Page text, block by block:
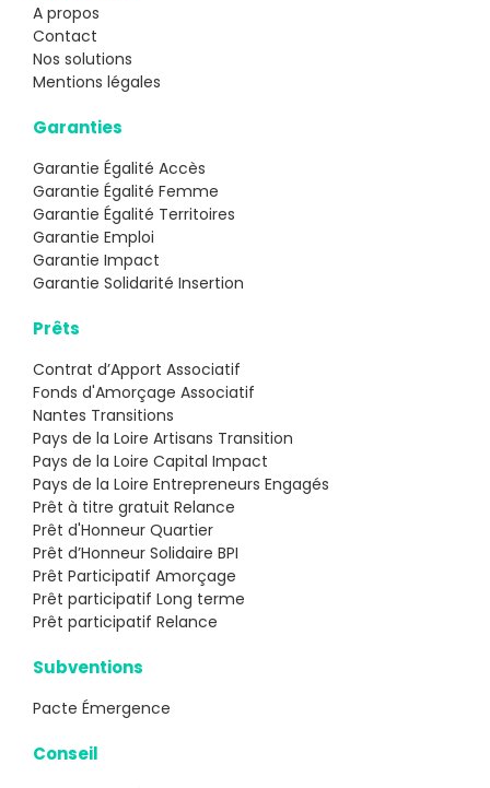
A propos
Contact
Nos solutions
Mentions légales
Garanties
Garantie Égalité Accès
Garantie Égalité Femme
Garantie Égalité Territoires
Garantie Emploi
Garantie Impact
Garantie Solidarité Insertion
Prêts
Contrat d’Apport Associatif
Fonds d'Amorçage Associatif
Nantes Transitions
Pays de la Loire Artisans Transition
Pays de la Loire Capital Impact
Pays de la Loire Entrepreneurs Engagés
Prêt à titre gratuit Relance
Prêt d'Honneur Quartier
Prêt d’Honneur Solidaire BPI
Prêt Participatif Amorçage
Prêt participatif Long terme
Prêt participatif Relance
Subventions
Pacte Émergence
Conseil